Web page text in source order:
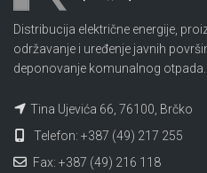
Distribucija električne energije,
održavanje i uređenje javnih
deponovanje komunalnog otpada.
Tina Ujevića 66, 76100, Brčko
Telefon: +387 (49) 217 255
Fax: +387 (49) 216 118